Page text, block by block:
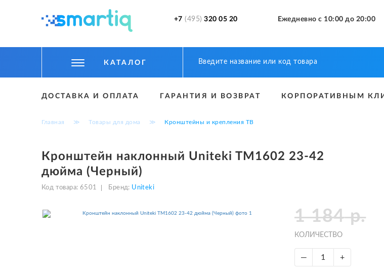
+7 (495) 320 05 20 Ежедневно с 10:00 до 20:00
КАТАЛОГ
ТОВАРЫ ДЛЯ АВТО
АКСЕССУАРЫ
ДОСТАВКА И ОПЛАТА ГАРАНТИЯ И ВОЗВРАТ КОРПОРАТИВНЫМ
Главная ≫ Товары для дома ≫ Кронштейны и крепления ТВ
Кронштейн наклонный Uniteki TM1602 23-42
дюйма (Черный)
Код товара: 6501 Бренд: Uniteki
1 184р.
КОЛИЧЕСТВО
— +